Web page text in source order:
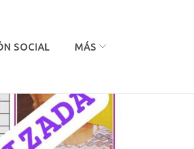
SOCIAL MÁS